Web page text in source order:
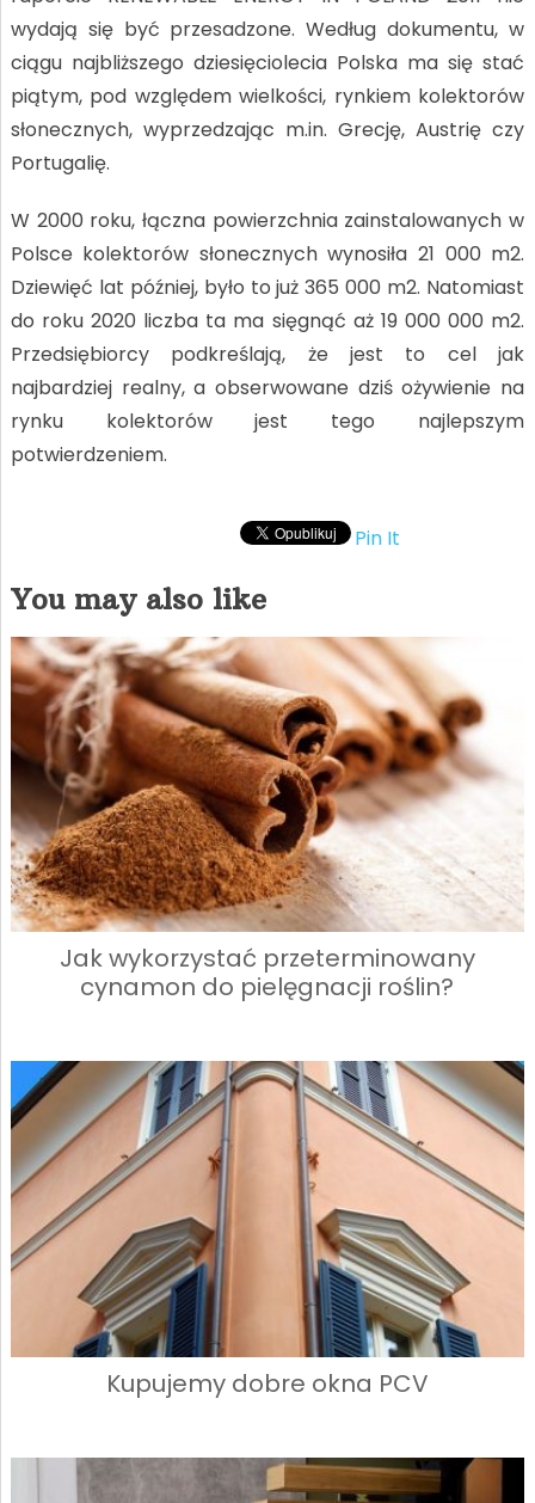
wydają się być przesadzone. Według dokumentu, w
ciągu najbliższego dziesięciolecia Polska ma się stać
piątym, pod względem wielkości, rynkiem kolektorów
słonecznych, wyprzedzając m.in. Grecję, Austrię czy
Portugalię.
W 2000 roku, łączna powierzchnia zainstalowanych w
Polsce kolektorów słonecznych wynosiła 21 000 m2.
Dziewięć lat później, było to już 365 000 m2. Natomiast
do roku 2020 liczba ta ma sięgnąć aż 19 000 000 m2.
Przedsiębiorcy podkreślają, że jest to cel jak
najbardziej realny, a obserwowane dziś ożywienie na
rynku kolektorów jest tego najlepszym
potwierdzeniem.
Pin It
You may also like
Jak wykorzystać przeterminowany
cynamon do pielęgnacji roślin?
Kupujemy dobre okna PCV